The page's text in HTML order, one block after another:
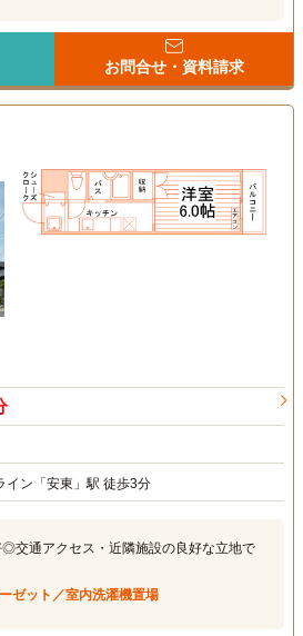
お問合せ・資料請求
イン「安東」駅 徒歩3分
交通アクセス・近隣施設の良好な立地で
ゼット／室内洗濯機置場